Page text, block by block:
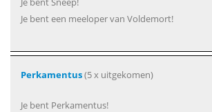
Je bent een meeloper van Voldemort!
Perkamentus(5 x uitgekomen)
Je bent Perkamentus!